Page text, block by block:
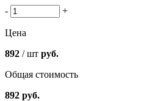
- +
Цена
892 / шт руб.
Общая стоимость
892 руб.